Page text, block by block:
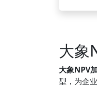
大象
大象NPV
型，为企